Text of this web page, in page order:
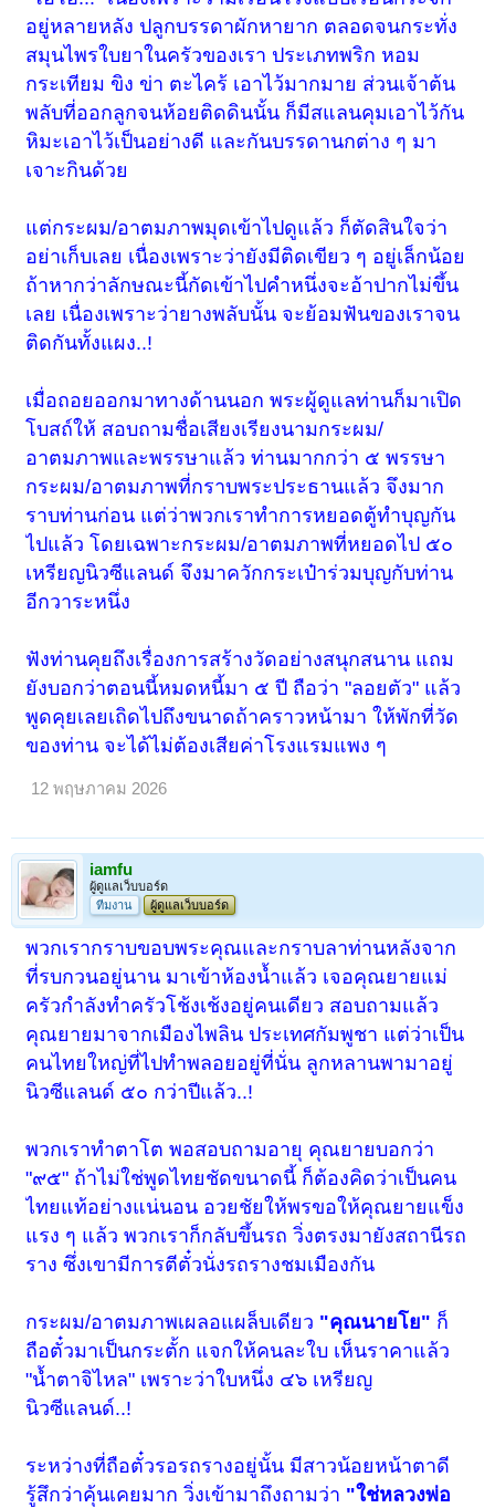
อยู่หลายหลัง ปลูกบรรดาผักหายาก ตลอดจนกระทั่ง
สมุนไพรใบยาในครัวของเรา ประเภทพริก หอม
กระเทียม ขิง ข่า ตะไคร้ เอาไว้มากมาย ส่วนเจ้าต้น
พลับที่ออกลูกจนห้อยติดดินนั้น ก็มีสแลนคุมเอาไว้กัน
หิมะเอาไว้เป็นอย่างดี และกันบรรดานกต่าง ๆ มา
เจาะกินด้วย
แต่กระผม/อาตมภาพมุดเข้าไปดูแล้ว ก็ตัดสินใจว่า
อย่าเก็บเลย เนื่องเพราะว่ายังมีติดเขียว ๆ อยู่เล็กน้อย
ถ้าหากว่าลักษณะนี้กัดเข้าไปคำหนึ่งจะอ้าปากไม่ขึ้น
เลย เนื่องเพราะว่ายางพลับนั้น จะย้อมฟันของเราจน
ติดกันทั้งแผง..!
เมื่อถอยออกมาทางด้านนอก พระผู้ดูแลท่านก็มาเปิด
โบสถ์ให้ สอบถามชื่อเสียงเรียงนามกระผม/
อาตมภาพและพรรษาแล้ว ท่านมากกว่า ๕ พรรษา
กระผม/อาตมภาพที่กราบพระประธานแล้ว จึงมาก
ราบท่านก่อน แต่ว่าพวกเราทำการหยอดตู้ทำบุญกัน
ไปแล้ว โดยเฉพาะกระผม/อาตมภาพที่หยอดไป ๕๐
เหรียญนิวซีแลนด์ จึงมาควักกระเป๋าร่วมบุญกับท่าน
อีกวาระหนึ่ง
ฟังท่านคุยถึงเรื่องการสร้างวัดอย่างสนุกสนาน แถม
ยังบอกว่าตอนนี้หมดหนี้มา ๕ ปี ถือว่า "ลอยตัว" แล้ว
พูดคุยเลยเถิดไปถึงขนาดถ้าคราวหน้ามา ให้พักที่วัด
ของท่าน จะได้ไม่ต้องเสียค่าโรงแรมแพง ๆ
12 พฤษภาคม 2026
iamfu
ผู้ดูแลเว็บบอร์ด
ทีมงาน
ผู้ดูแลเว็บบอร์ด
พวกเรากราบขอบพระคุณและกราบลาท่านหลังจาก
ที่รบกวนอยู่นาน มาเข้าห้องน้ำแล้ว เจอคุณยายแม่
ครัวกำลังทำครัวโช้งเช้งอยู่คนเดียว สอบถามแล้ว
คุณยายมาจากเมืองไพลิน ประเทศกัมพูชา แต่ว่าเป็น
คนไทยใหญ่ที่ไปทำพลอยอยู่ที่นั่น ลูกหลานพามาอยู่
นิวซีแลนด์ ๕๐ กว่าปีแล้ว..!
พวกเราทำตาโต พอสอบถามอายุ คุณยายบอกว่า
"๙๕" ถ้าไม่ใช่พูดไทยชัดขนาดนี้ ก็ต้องคิดว่าเป็นคน
ไทยแท้อย่างแน่นอน อวยชัยให้พรขอให้คุณยายแข็ง
แรง ๆ แล้ว พวกเราก็กลับขึ้นรถ วิ่งตรงมายังสถานีรถ
ราง ซึ่งเขามีการตีตั๋วนั่งรถรางชมเมืองกัน
กระผม/อาตมภาพเผลอแผล็บเดียว "คุณนายโย" ก็
ถือตั๋วมาเป็นกระตั้ก แจกให้คนละใบ เห็นราคาแล้ว
"น้ำตาจิไหล" เพราะว่าใบหนึ่ง ๔๖ เหรียญ
นิวซีแลนด์..!
ระหว่างที่ถือตั๋วรอรถรางอยู่นั้น มีสาวน้อยหน้าตาดี
รู้สึกว่าคุ้นเคยมาก วิ่งเข้ามาถึงถามว่า "ใช่หลวงพ่อ